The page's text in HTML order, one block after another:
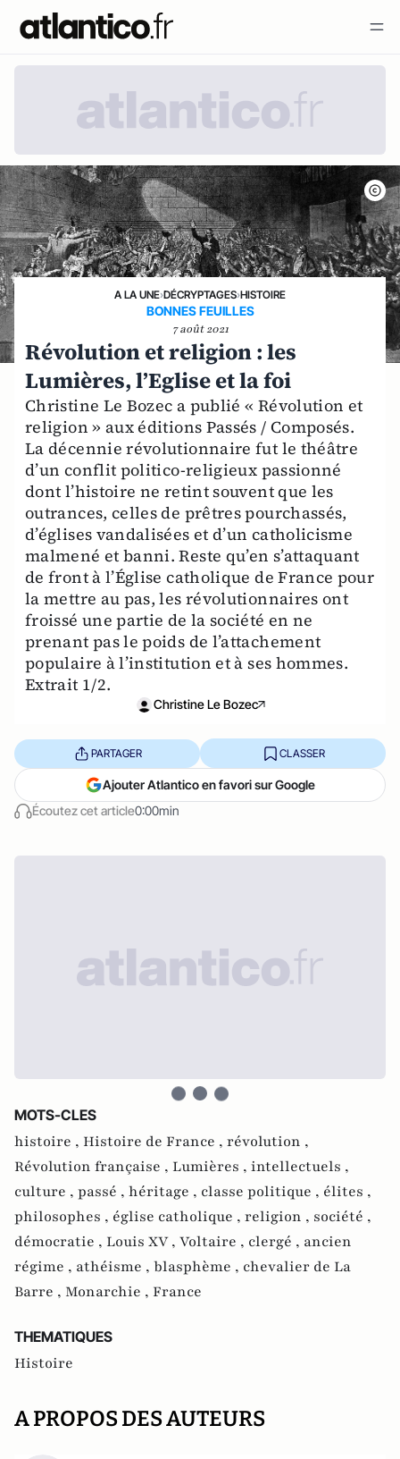
A LA UNE›DÉCRYPTAGES›HISTOIRE
BONNES FEUILLES
7 août 2021
Révolution et religion : les
Lumières, l’Eglise et la foi
Christine Le Bozec a publié « Révolution et
religion » aux éditions Passés / Composés.
La décennie révolutionnaire fut le théâtre
d’un conflit politico-religieux passionné
dont l’histoire ne retint souvent que les
outrances, celles de prêtres pourchassés,
d’églises vandalisées et d’un catholicisme
malmené et banni. Reste qu’en s’attaquant
de front à l’Église catholique de France pour
la mettre au pas, les révolutionnaires ont
froissé une partie de la société en ne
prenant pas le poids de l’attachement
populaire à l’institution et à ses hommes.
Extrait 1/2.
Christine Le Bozec
Écoutez cet article0:00min
PARTAGER CLASSER
Ajouter Atlantico en favori sur Google
MOTS-CLES
histoire , Histoire de France , révolution ,
Révolution française , Lumières , intellectuels ,
culture , passé , héritage , classe politique , élites ,
philosophes , église catholique , religion , société ,
démocratie , Louis XV , Voltaire , clergé , ancien
régime , athéisme , blasphème , chevalier de La
Barre , Monarchie , France
THEMATIQUES
Histoire
A PROPOS DES AUTEURS